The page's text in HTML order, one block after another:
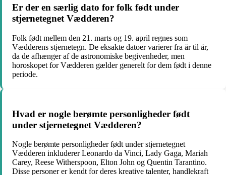
Er der en særlig dato for folk født under
stjernetegnet Vædderen?
Folk født mellem den 21. marts og 19. april regnes som
Vædderens stjernetegn. De eksakte datoer varierer fra år til år,
da de afhænger af de astronomiske begivenheder, men
horoskopet for Vædderen gælder generelt for dem født i denne
periode.
Hvad er nogle berømte personligheder født
under stjernetegnet Vædderen?
Nogle berømte personligheder født under stjernetegnet
Vædderen inkluderer Leonardo da Vinci, Lady Gaga, Mariah
Carey, Reese Witherspoon, Elton John og Quentin Tarantino.
Disse personer er kendt for deres kreative talenter, handlekraft